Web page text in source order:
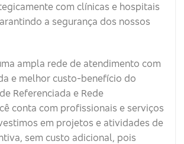
com clínicas e hospitais
a segurança dos nossos
ampla rede de atendimento com
e melhor custo-benefício do
Referenciada e Rede
conta com profissionais e serviços
em projetos e atividades de
sem custo adicional, pois